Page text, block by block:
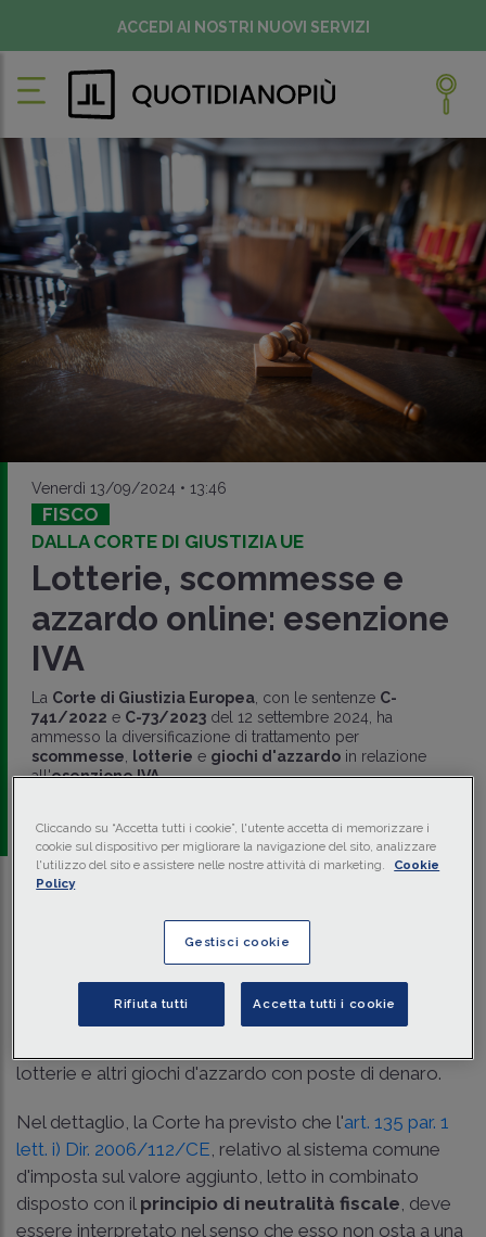
ACCEDI AI NOSTRI NUOVI SERVIZI
Venerdì 13/09/2024 • 13:46
FISCO
DALLA CORTE DI GIUSTIZIA UE
Lotterie, scommesse e
azzardo online: esenzione
IVA
La Corte di Giustizia Europea, con le sentenze C-
741/2022 e C-73/2023del 12 settembre 2024, ha
ammesso la diversificazione di trattamento per
scommesse
lotterie e giochi d'azzardoin relazione
all'esenzione IVA.
2 min.
lotterie e altri giochi d'azzardo con poste di denaro.
Nel dettaglio, la Corte ha previsto che l'art. 135 par. 1
lett. i) Dir. 2006/112/CE , relativo al sistema comune
d'imposta sul valore aggiunto, letto in combinato
disposto con il principio di neutralità fiscale , deve
essere interpretato nel senso che esso non osta a una
Cliccando su “Accetta tutti i cookie”, l'utente accetta di memorizzare i
cookie sul dispositivo per migliorare la navigazione del sito, analizzare
l'utilizzo del sito e assistere nelle nostre attività di marketing.
Cookie
Policy
Gestisci cookie
Rifiuta tutti Accetta tutti i cookie